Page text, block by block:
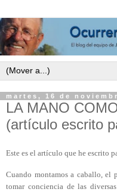
martes, 16 de
LA MANO
(artículo escrito
Este es el artículo que he escrito
Cuando montamos a caballo, el
tomar conciencia de las